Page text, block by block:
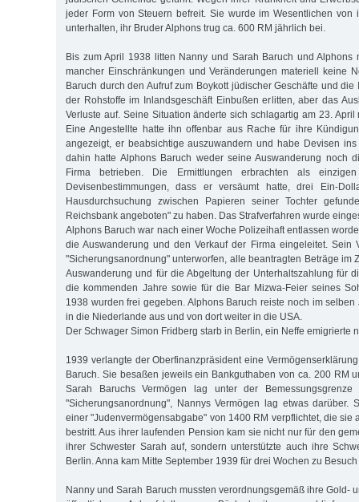
jeder Form von Steuern befreit. Sie wurde im Wesentlichen von
unterhalten, ihr Bruder Alphons trug ca. 600 RM jährlich bei.
Bis zum April 1938 litten Nanny und Sarah Baruch und Alphons
mancher Einschränkungen und Veränderungen materiell keine
Baruch durch den Aufruf zum Boykott jüdischer Geschäfte und die
der Rohstoffe im Inlandsgeschäft Einbußen erlitten, aber das
Verluste auf. Seine Situation änderte sich schlagartig am 23. April
Eine Angestellte hatte ihn offenbar aus Rache für ihre
angezeigt, er beabsichtige auszuwandern und habe Devisen ins
dahin hatte Alphons Baruch weder seine Auswanderung noch
Firma betrieben. Die Ermittlungen erbrachten als
Devisenbestimmungen, dass er versäumt hatte, drei Ein-
Hausdurchsuchung zwischen Papieren seiner Tochter
Reichsbank angeboten" zu haben. Das Strafverfahren wurde
Alphons Baruch war nach einer Woche Polizeihaft entlassen
die Auswanderung und den Verkauf der Firma eingeleitet. Sein
"Sicherungsanordnung" unterworfen, alle beantragten Beträge im
Auswanderung und für die Abgeltung der Unterhaltszahlung für
die kommenden Jahre sowie für die Bar Mizwa-Feier seines
1938 wurden frei gegeben. Alphons Baruch reiste noch im
in die Niederlande aus und von dort weiter in die USA.
Der Schwager Simon Fridberg starb in Berlin, ein Neffe emigrierte
1939 verlangte der Oberfinanzpräsident eine
Baruch. Sie besaßen jeweils ein Bankguthaben von ca. 200 RM
Sarah Baruchs Vermögen lag unter der
"Sicherungsanordnung", Nannys Vermögen lag etwas darüber.
einer "Judenvermögensabgabe" von 1400 RM verpflichtet, die sie
bestritt. Aus ihrer laufenden Pension kam sie nicht nur für den
ihrer Schwester Sarah auf, sondern unterstützte auch ihre
Berlin. Anna kam Mitte September 1939 für drei Wochen zu
Nanny und Sarah Baruch mussten verordnungsgemäß ihre Gold-